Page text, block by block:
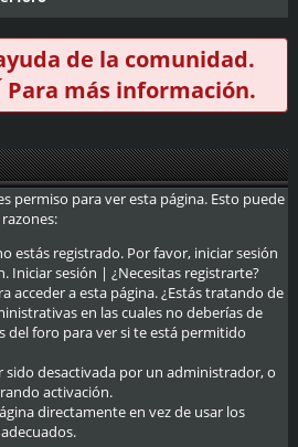
de la comunidad.
Para más información.
permiso para ver esta página. Esto puede
estás registrado. Por favor, iniciar sesión
Iniciar sesión | ¿Necesitas registrarte?
acceder a esta página. ¿Estás tratando de
en las cuales no deberías de
del foro para ver si te está permitido
sido desactivada por un administrador, o
activación.
directamente en vez de usar los